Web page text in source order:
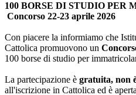
100 BORSE DI STUDIO PER
Concorso 22-23 aprile 2026
Con piacere la informiamo che
Cattolica promuovono un
100 borse di studio per
La partecipazione è gratuita, non
all'iscrizione in Cattolica ed è